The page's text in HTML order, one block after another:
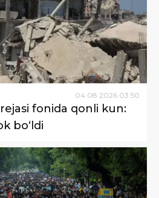
04 08 2026 03:50
fonida qonli kun:
bo‘ldi